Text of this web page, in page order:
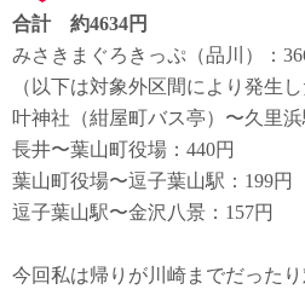
合計 約4634円
みさきまぐろきっぷ（品川）：
（以下は対象外区間により発生し
叶神社（紺屋町バス亭）〜久里浜
長井〜葉山町役場：440円
葉山町役場〜逗子葉山駅：199円
逗子葉山駅〜金沢八景：157円
今回私は帰りが川崎までだった